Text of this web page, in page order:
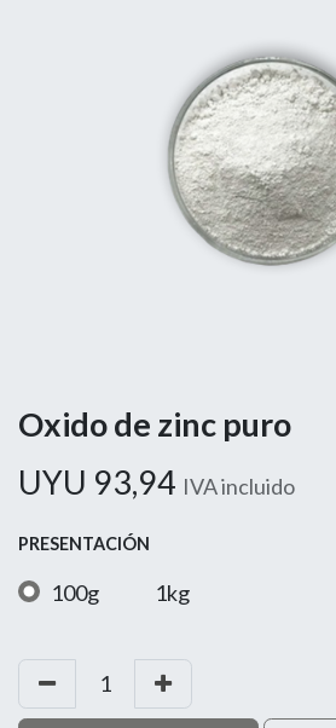
Oxido de zinc puro
UYU 93,94 IVA incluido
PRESENTACIÓN
100g 1kg